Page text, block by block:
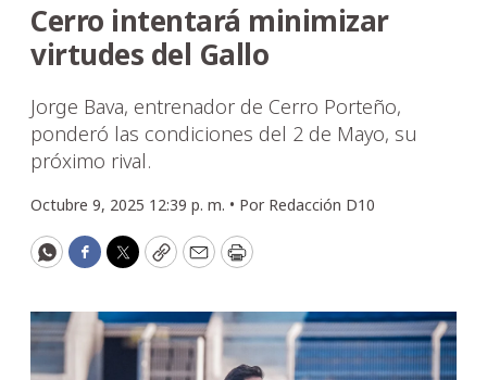
Cerro intentará minimizar
virtudes del Gallo
Jorge Bava, entrenador de Cerro Porteño,
ponderó las condiciones del 2 de Mayo, su
próximo rival.
Octubre 9, 2025 12:39 p. m. • Por Redacción D10
WhatsApp
Facebook
Twitter
CopyEmailPrint